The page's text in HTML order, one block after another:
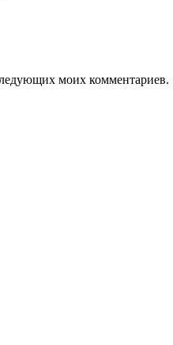
моих комментариев.